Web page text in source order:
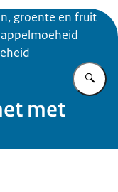
groente en fruit
met